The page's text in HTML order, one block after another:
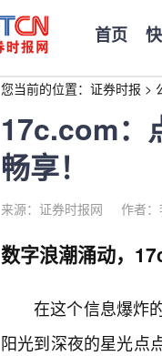
首页
您当前的位置： 证券时报 >
17c.com：
畅享！
来源：证券时报网 作者
数字浪潮涌动，
在这个信息爆炸
阳光到深夜的星光点